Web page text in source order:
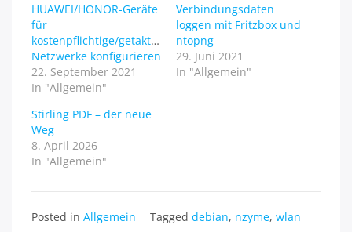
HUAWEI/HONOR-Geräte
für
kostenpflichtige/getaktete
Netzwerke konfigurieren
22. September 2021
In "Allgemein"
Verbindungsdaten
loggen mit Fritzbox und
ntopng
29. Juni 2021
In "Allgemein"
Stirling PDF – der neue
Weg
8. April 2026
In "Allgemein"
Posted in Allgemein Tagged debian, nzyme, wlan